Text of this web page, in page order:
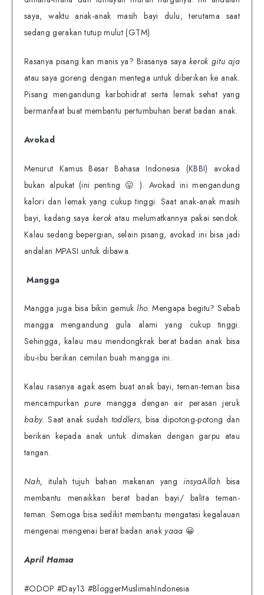
saya, waktu anak-anak masih bayi dulu, terutama saat
sedang gerakan tutup mulut (GTM).
Rasanya pisang kan manis ya? Biasanya saya kerok gitu aja
atau saya goreng dengan mentega untuk diberikan ke anak.
Pisang mengandung karbohidrat serta lemak sehat yang
bermanfaat buat membantu pertumbuhan berat badan anak.
Avokad
Menurut Kamus Besar Bahasa Indonesia (KBBI) avokad
bukan alpukat (ini penting 😛 ). Avokad ini mengandung
kalori dan lemak yang cukup tinggi. Saat anak-anak masih
bayi, kadang saya kerok atau melumatkannya pakai sendok.
Kalau sedang bepergian, selain pisang, avokad ini bisa jadi
andalan MPASI untuk dibawa.
Mangga
Mangga juga bisa bikin gemuklho. Mengapa begitu? Sebab
mangga mengandung gula alami yang cukup tinggi.
Sehingga, kalau mau mendongkrak berat badan anak bisa
ibu-ibu berikan cemilan buah mangga ini.
Kalau rasanya agak asem buat anak bayi, teman-teman bisa
mencampurkanpure mangga dengan air perasan jeruk
baby. Saat anak sudah toddlers, bisa dipotong-potong dan
berikan kepada anak untuk dimakan dengan garpu atau
tangan.
Nah, itulah tujuh bahan makanan yang insyaAllah bisa
membantu menaikkan berat badan bayi/ balita teman-
teman. Semoga bisa sedikit membantu mengatasi kegalauan
mengenai mengenai berat badan anakyaaa 😀 .
April Hamsa
#ODOP #Day13 #BloggerMuslimahIndonesia